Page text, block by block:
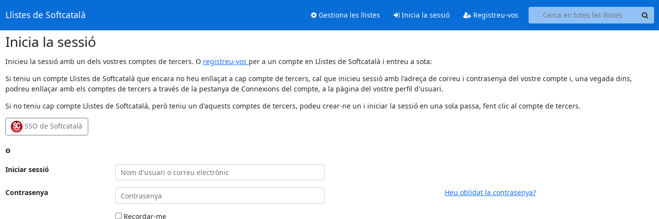
Llistes de Softcatalà Gestiona les llistes Inicia la sessió Registreu-vos
Inicia la sessió
Inicieu la sessió amb un dels vostres comptes de tercers. O registreu-vos per a un compte en Llistes de Softcatalà i entreu a sota:
Si teniu un compte Llistes de Softcatalà que encara no heu enllaçat a cap compte de tercers, cal que inicieu sessió amb l'adreça de correu i contrasenya del vostre compte i, una vegada dins,
podreu enllaçar amb els comptes de tercers a través de la pestanya de Connexions del compte, a la pàgina del vostre perfil d'usuari.
Si no teniu cap compte Llistes de Softcatalà, però teniu un d'aquests comptes de tercers, podeu crear-ne un i iniciar la sessió en una sola passa, fent clic al compte de tercers.
SSO de Softcatalà
o
Iniciar sessió
Contrasenya Heu oblidat la contrasenya?
Recordar-me